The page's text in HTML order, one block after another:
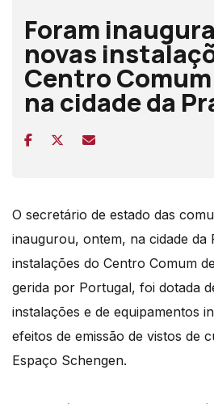
Foram
novas
Centro
na cidade da
O secretário de estado das
inaugurou, ontem, na cidade da
instalações do Centro Comum
gerida por Portugal, foi dotada
instalações e de equipamentos
efeitos de emissão de vistos de
Espaço Schengen.